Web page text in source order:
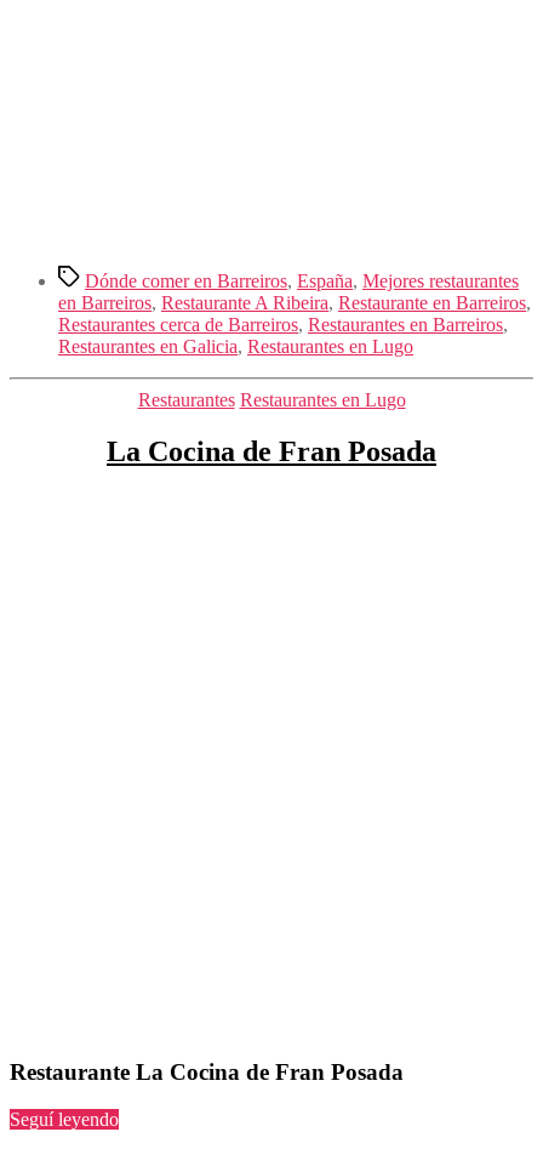
Etiquetas
Dónde comer en Barreiros, España, Mejores restaurantes
en Barreiros, Restaurante A Ribeira, Restaurante en Barreiros,
Restaurantes cerca de Barreiros, Restaurantes en Barreiros,
Restaurantes en Galicia, Restaurantes en Lugo
Categorías
Restaurantes Restaurantes en Lugo
La Cocina de Fran Posada
Restaurante La Cocina de Fran Posada
Seguí leyendo“La